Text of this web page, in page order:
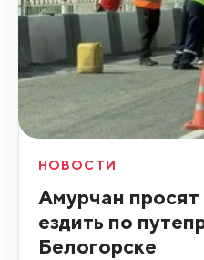
НОВОСТИ
Амурчан
ездить по
Белогорске